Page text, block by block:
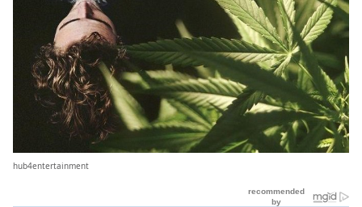
hub4entertainment